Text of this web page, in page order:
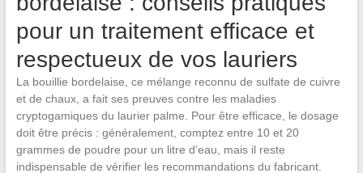
pour un traitement efficace et
respectueux de vos lauriers
La bouillie bordelaise, ce mélange reconnu de sulfate de cuivre
et de chaux, a fait ses preuves contre les maladies
cryptogamiques du laurier palme. Pour être efficace, le dosage
doit être précis : généralement, comptez entre 10 et 20
grammes de poudre pour un litre d’eau, mais il reste
indispensable de vérifier les recommandations du fabricant.